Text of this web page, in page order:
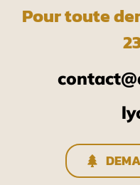
Pour toute